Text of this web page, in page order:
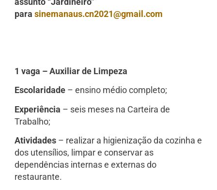
para sinemanaus.cn2021@gmail.com
1 vaga – Auxiliar de Limpeza
Escolaridade – ensino médio completo;
Experiência – seis meses na Carteira de
Trabalho;
Atividades – realizar a higienização da cozinha e
dos utensílios, limpar e conservar as
dependências internas e externas do
restaurante.